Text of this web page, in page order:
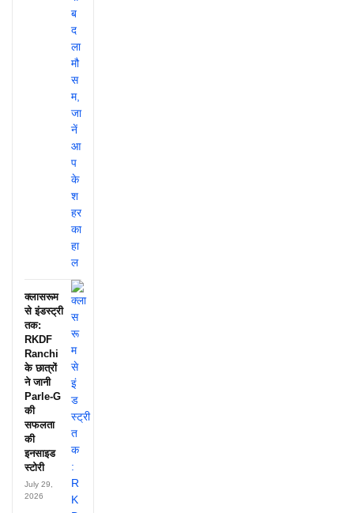
क्लासरूम
से इंडस्ट्री
तक:
RKDF
Ranchi
के छात्रों
ने जानी
Parle-G
की
सफलता
की
इनसाइड
स्टोरी
July 29,
2026